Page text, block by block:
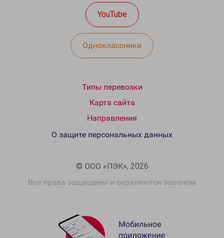
YouTube
Одноклассники
Типы перевозки
Карта сайта
Направления
© ООО «ПЭК», 2026
Все права защищены и охраняются законом
О защите персональных данных